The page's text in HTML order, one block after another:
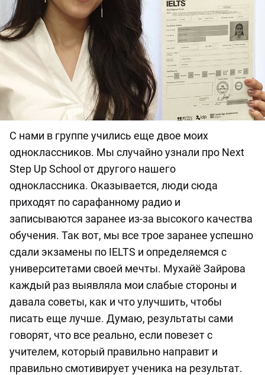
С нами в группе учились еще двое моих
одноклассников. Мы случайно узнали про Next
Step Up School от другого нашего
одноклассника. Оказывается, люди сюда
приходят по сарафанному радио и
записываются заранее из-за высокого качества
обучения. Так вот, мы все трое заранее успешно
сдали экзамены по IELTS и определяемся с
университетами своей мечты. Мухайё Зайрова
каждый раз выявляла мои слабые стороны и
давала советы, как и что улучшить, чтобы
писать еще лучше. Думаю, результаты сами
говорят, что все реально, если повезет с
учителем, который правильно направит и
правильно смотивирует ученика на результат.